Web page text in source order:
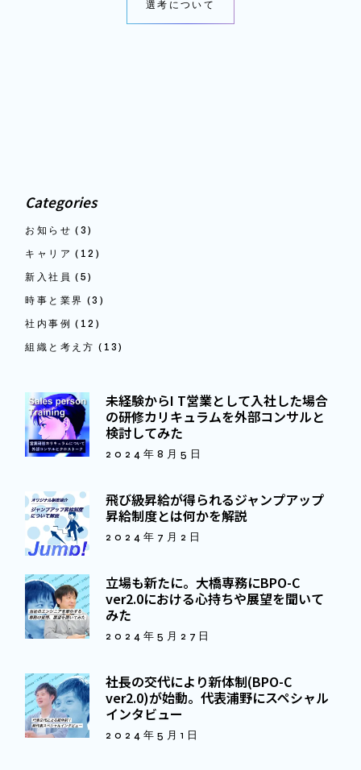
選考について
Categories
お知らせ (3)
キャリア (12)
新入社員 (5)
時事と業界 (3)
社内事例 (12)
組織と考え方 (13)
未経験からI T営業として入社した場合
の研修カリキュラムを外部コンサルと
検討してみた
2024年8月5日
飛び級昇給が得られるジャンプアップ
昇給制度とは何かを解説
2024年7月2日
立場も新たに。大橋専務にBPO-C
ver2.0における心持ちや展望を聞いて
みた
2024年5月27日
社長の交代により新体制(BPO-C
ver2.0)が始動。代表浦野にスペシャル
インタビュー
2024年5月1日